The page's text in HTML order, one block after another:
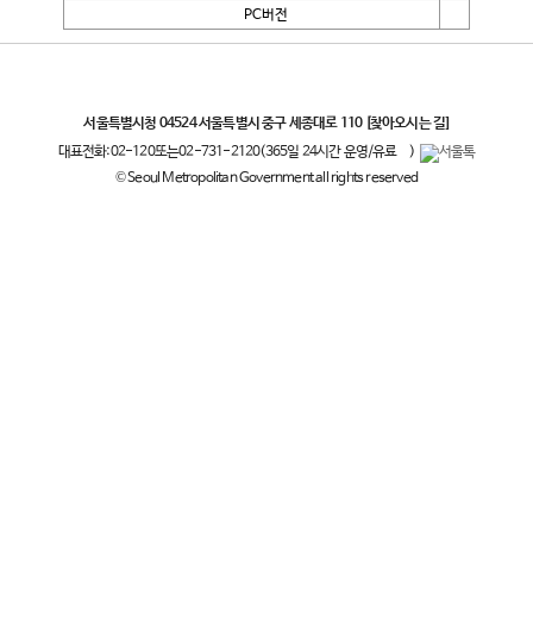
PC버전
서울특별시청 04524 서울특별시 중구 세종대로 110 [찾아오시는 길]
대표전화:02-120또는02-731-2120(365일 24시간 운영/유료
)
© Seoul Metropolitan Government all rights reserved